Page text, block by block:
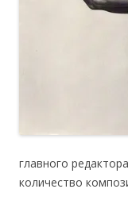
главного
количество